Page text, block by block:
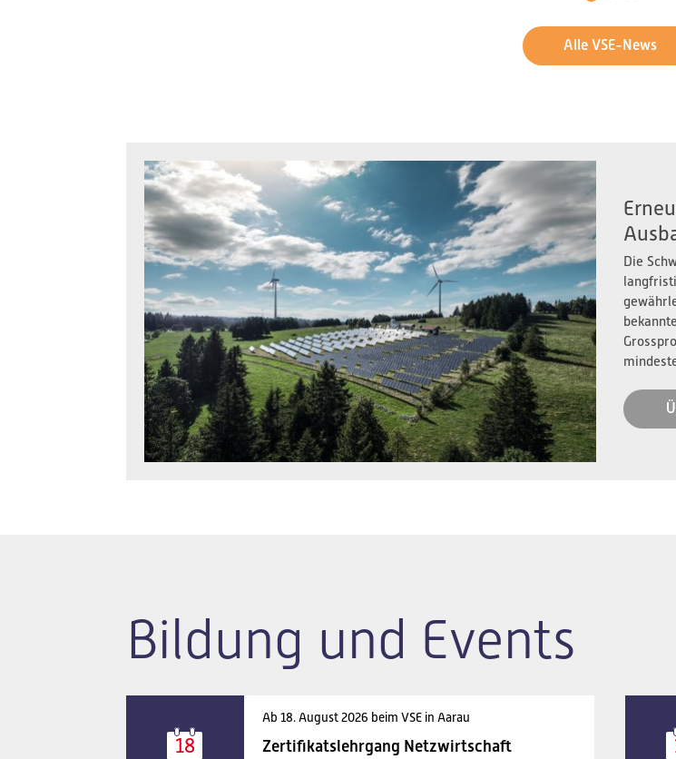
Alle VSE-News
Die
Bildung und Events
18
Ab 18. August 2026 beim VSE in Aarau
Zertifikatslehrgang Netzwirtschaft